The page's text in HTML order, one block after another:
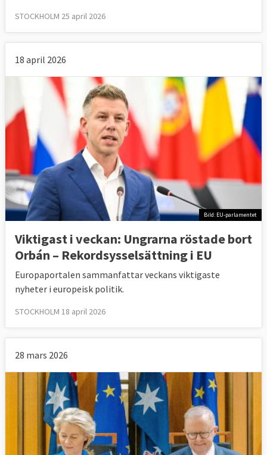
STOCKHOLM 25 april 2026
18 april 2026
Bild: EU-parlamentet
Viktigast i veckan: Ungrarna röstade bort
Orbán – Rekordsysselsättning i EU
Europaportalen sammanfattar veckans viktigaste
nyheter i europeisk politik.
STOCKHOLM 18 april 2026
28 mars 2026